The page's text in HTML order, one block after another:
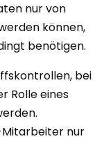
nur von
können,
benötigen.
bei
Rolle eines
Mitarbeiter nur